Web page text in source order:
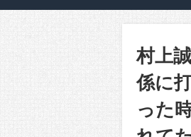
村上
係に
った